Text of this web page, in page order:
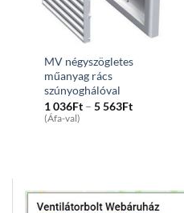
MV négyszögletes
műanyag rács
szúnyoghálóval
1 036Ft – 5 563FtPrice
(Áfa-val)